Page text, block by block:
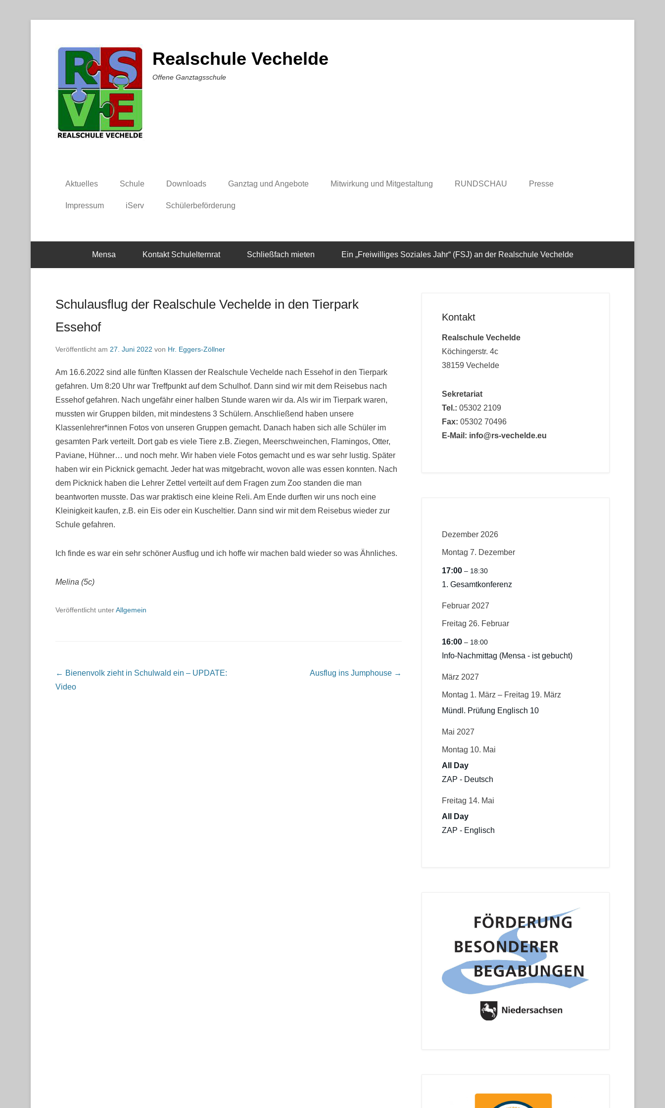
Realschule Vechelde
Offene Ganztagsschule
Aktuelles Schule Downloads Ganztag und Angebote Mitwirkung und Mitgestaltung RUNDSCHAU Presse
Impressum iServ Schülerbeförderung
Mensa Kontakt Schulelternrat Schließfach mieten Ein „Freiwilliges Soziales Jahr“ (FSJ) an der Realschule Vechelde
Schulausflug der Realschule Vechelde in den Tierpark
Essehof
Veröffentlicht am 27. Juni 2022 von Hr. Eggers-Zöllner
Am 16.6.2022 sind alle fünften Klassen der Realschule Vechelde nach Essehof in den Tierpark
gefahren. Um 8:20 Uhr war Treffpunkt auf dem Schulhof. Dann sind wir mit dem Reisebus nach
Essehof gefahren. Nach ungefähr einer halben Stunde waren wir da. Als wir im Tierpark waren,
mussten wir Gruppen bilden, mit mindestens 3 Schülern. Anschließend haben unsere
Klassenlehrer*innen Fotos von unseren Gruppen gemacht. Danach haben sich alle Schüler im
gesamten Park verteilt. Dort gab es viele Tiere z.B. Ziegen, Meerschweinchen, Flamingos, Otter,
Paviane, Hühner… und noch mehr. Wir haben viele Fotos gemacht und es war sehr lustig. Später
haben wir ein Picknick gemacht. Jeder hat was mitgebracht, wovon alle was essen konnten. Nach
dem Picknick haben die Lehrer Zettel verteilt auf dem Fragen zum Zoo standen die man
beantworten musste. Das war praktisch eine kleine Reli. Am Ende durften wir uns noch eine
Kleinigkeit kaufen, z.B. ein Eis oder ein Kuscheltier. Dann sind wir mit dem Reisebus wieder zur
Schule gefahren.
Ich finde es war ein sehr schöner Ausflug und ich hoffe wir machen bald wieder so was Ähnliches.
Melina (5c)
Veröffentlicht unterAllgemein
Beitragsnavigation
← Bienenvolk zieht in Schulwald ein – UPDATE:
Video
Ausflug ins Jumphouse →
Kontakt
Realschule Vechelde
Köchingerstr. 4c
38159 Vechelde
Sekretariat
Tel.: 05302 2109
Fax: 05302 70496
E-Mail: info@rs-vechelde.eu
Dezember 2026
Montag 7. Dezember
17:00 – 18:30
1. Gesamtkonferenz
Februar 2027
Freitag 26. Februar
16:00 – 18:00
Info-Nachmittag (Mensa - ist gebucht)
März 2027
Montag 1. März – Freitag 19. März
Mündl. Prüfung Englisch 10
Mai 2027
Montag 10. Mai
All Day
ZAP - Deutsch
Freitag 14. Mai
All Day
ZAP - Englisch